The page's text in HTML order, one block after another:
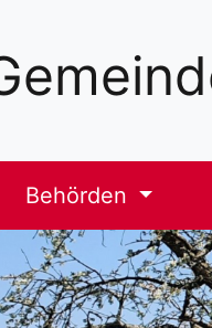
Behörden